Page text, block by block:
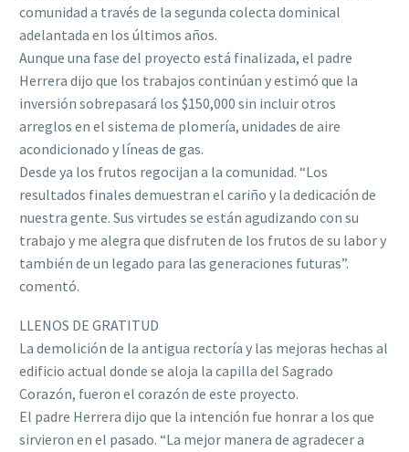
comunidad a través de la segunda colecta dominical
adelantada en los últimos años.
Aunque una fase del proyecto está finalizada, el padre
Herrera dijo que los trabajos continúan y estimó que la
inversión sobrepasará los $150,000 sin incluir otros
arreglos en el sistema de plomería, unidades de aire
acondicionado y líneas de gas.
Desde ya los frutos regocijan a la comunidad. “Los
resultados finales demuestran el cariño y la dedicación de
nuestra gente. Sus virtudes se están agudizando con su
trabajo y me alegra que disfruten de los frutos de su labor y
también de un legado para las generaciones futuras”.
comentó.
LLENOS DE GRATITUD
La demolición de la antigua rectoría y las mejoras hechas al
edificio actual donde se aloja la capilla del Sagrado
Corazón, fueron el corazón de este proyecto.
El padre Herrera dijo que la intención fue honrar a los que
sirvieron en el pasado. “La mejor manera de agradecer a